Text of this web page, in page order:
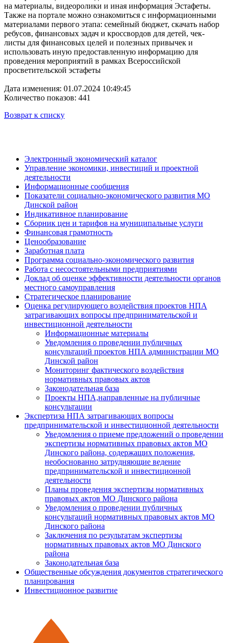
на материалы, видеоролики и иная информация Эстафеты.
Также на портале можно ознакомиться с информационными
материалами первого этапа: семейный бюджет, скачать набор
ребусов, финансовых задач и кроссвордов для детей, чек-
листы для финансовых целей и полезных привычек и
использовать иную предоставленную информацию для
проведения мероприятий в рамках Всероссийской
просветительской эстафеты
Дата изменения: 01.07.2024 10:49:45
Количество показов: 441
Возврат к списку
Электронный экономический каталог
Управление экономики, инвестиций и проектной
деятельности
Информационные сообщения
Показатели социально-экономического развития МО
Динской район
Индикативное планирование
Сборник цен и тарифов на муниципальные услуги
Финансовая грамотность
Ценообразование
Заработная плата
Программа социально-экономического развития
Работа с несостоятельными предприятиями
Доклад об оценке эффективности деятельности органов
местного самоуправления
Стратегическое планирование
Оценка регулирующего воздействия проектов НПА
затрагивающих вопросы предпринимательской и
инвестиционной деятельности
Информационные материалы
Уведомления о проведении публичных
консультаций проектов НПА администрации МО
Динской район
Мониторинг фактического воздействия
нормативных правовых актов
Законодательная база
Проекты НПА,направленные на публичные
консультации
Экспертиза НПА затрагивающих вопросы
предпринимательской и инвестиционной деятельности
Уведомления о приеме предложений о проведении
экспертизы нормативных правовых актов МО
Динского района, содержащих положения,
необоснованно затрудняющие ведение
предпринимательской и инвестиционной
деятельности
Планы проведения экспертизы нормативных
правовых актов МО Динского района
Уведомления о проведении публичных
консультаций нормативных правовых актов МО
Динского района
Заключения по результатам экспертизы
нормативных правовых актов МО Динского
района
Законодательная база
Общественные обсуждения документов стратегического
планирования
Инвестиционное развитие